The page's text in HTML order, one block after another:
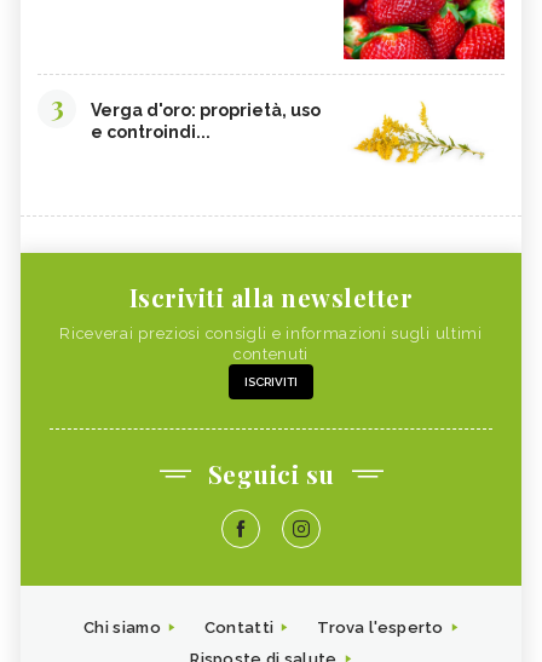
3
Verga d'oro: proprietà, uso
e controindi...
Iscriviti alla newsletter
Riceverai preziosi consigli e informazioni sugli ultimi
contenuti
ISCRIVITI
Seguici su
Chi siamo Contatti
Trova l'esperto